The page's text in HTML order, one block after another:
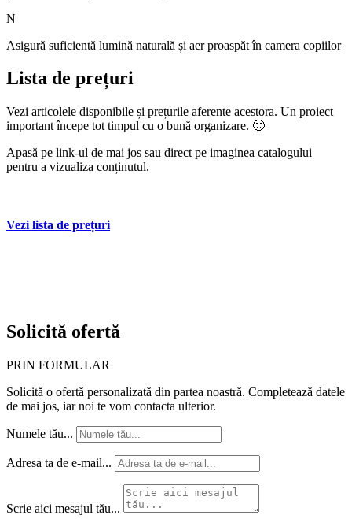
N
Asigură suficientă lumină naturală și aer proaspăt în camera copiilor
Lista de prețuri
Vezi articolele disponibile și prețurile aferente acestora. Un proiect
important începe tot timpul cu o bună organizare. 🙂
Apasă pe link-ul de mai jos sau direct pe imaginea catalogului
pentru a vizualiza conținutul.
Vezi lista de prețuri
Solicită ofertă
PRIN FORMULAR
Solicită o ofertă personalizată din partea noastră. Completează datele
de mai jos, iar noi te vom contacta ulterior.
Numele tău...
Adresa ta de e-mail...
Scrie aici mesajul tău...